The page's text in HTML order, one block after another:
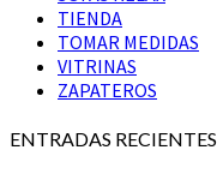
TIENDA
TOMAR MEDIDAS
VITRINAS
ZAPATEROS
ENTRADAS RECIENTES